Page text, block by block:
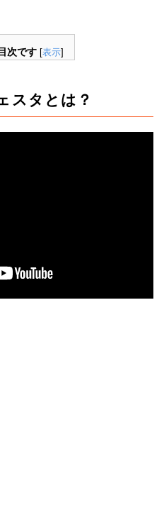
次です [表示]
スタとは？